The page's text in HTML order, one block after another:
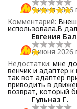
9 июня 2026
Комментарий:
использовала.В
Евгения
8 июня 2026
Недостатки: мне
венчик и адаптер
так вот адаптер
приводить в
возврат, который
Гульназ Г.